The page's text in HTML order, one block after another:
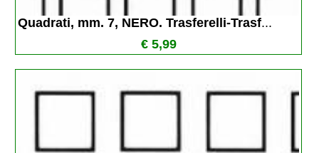
Quadrati, mm. 7, NERO. Trasferelli-Trasf...
€ 5,99